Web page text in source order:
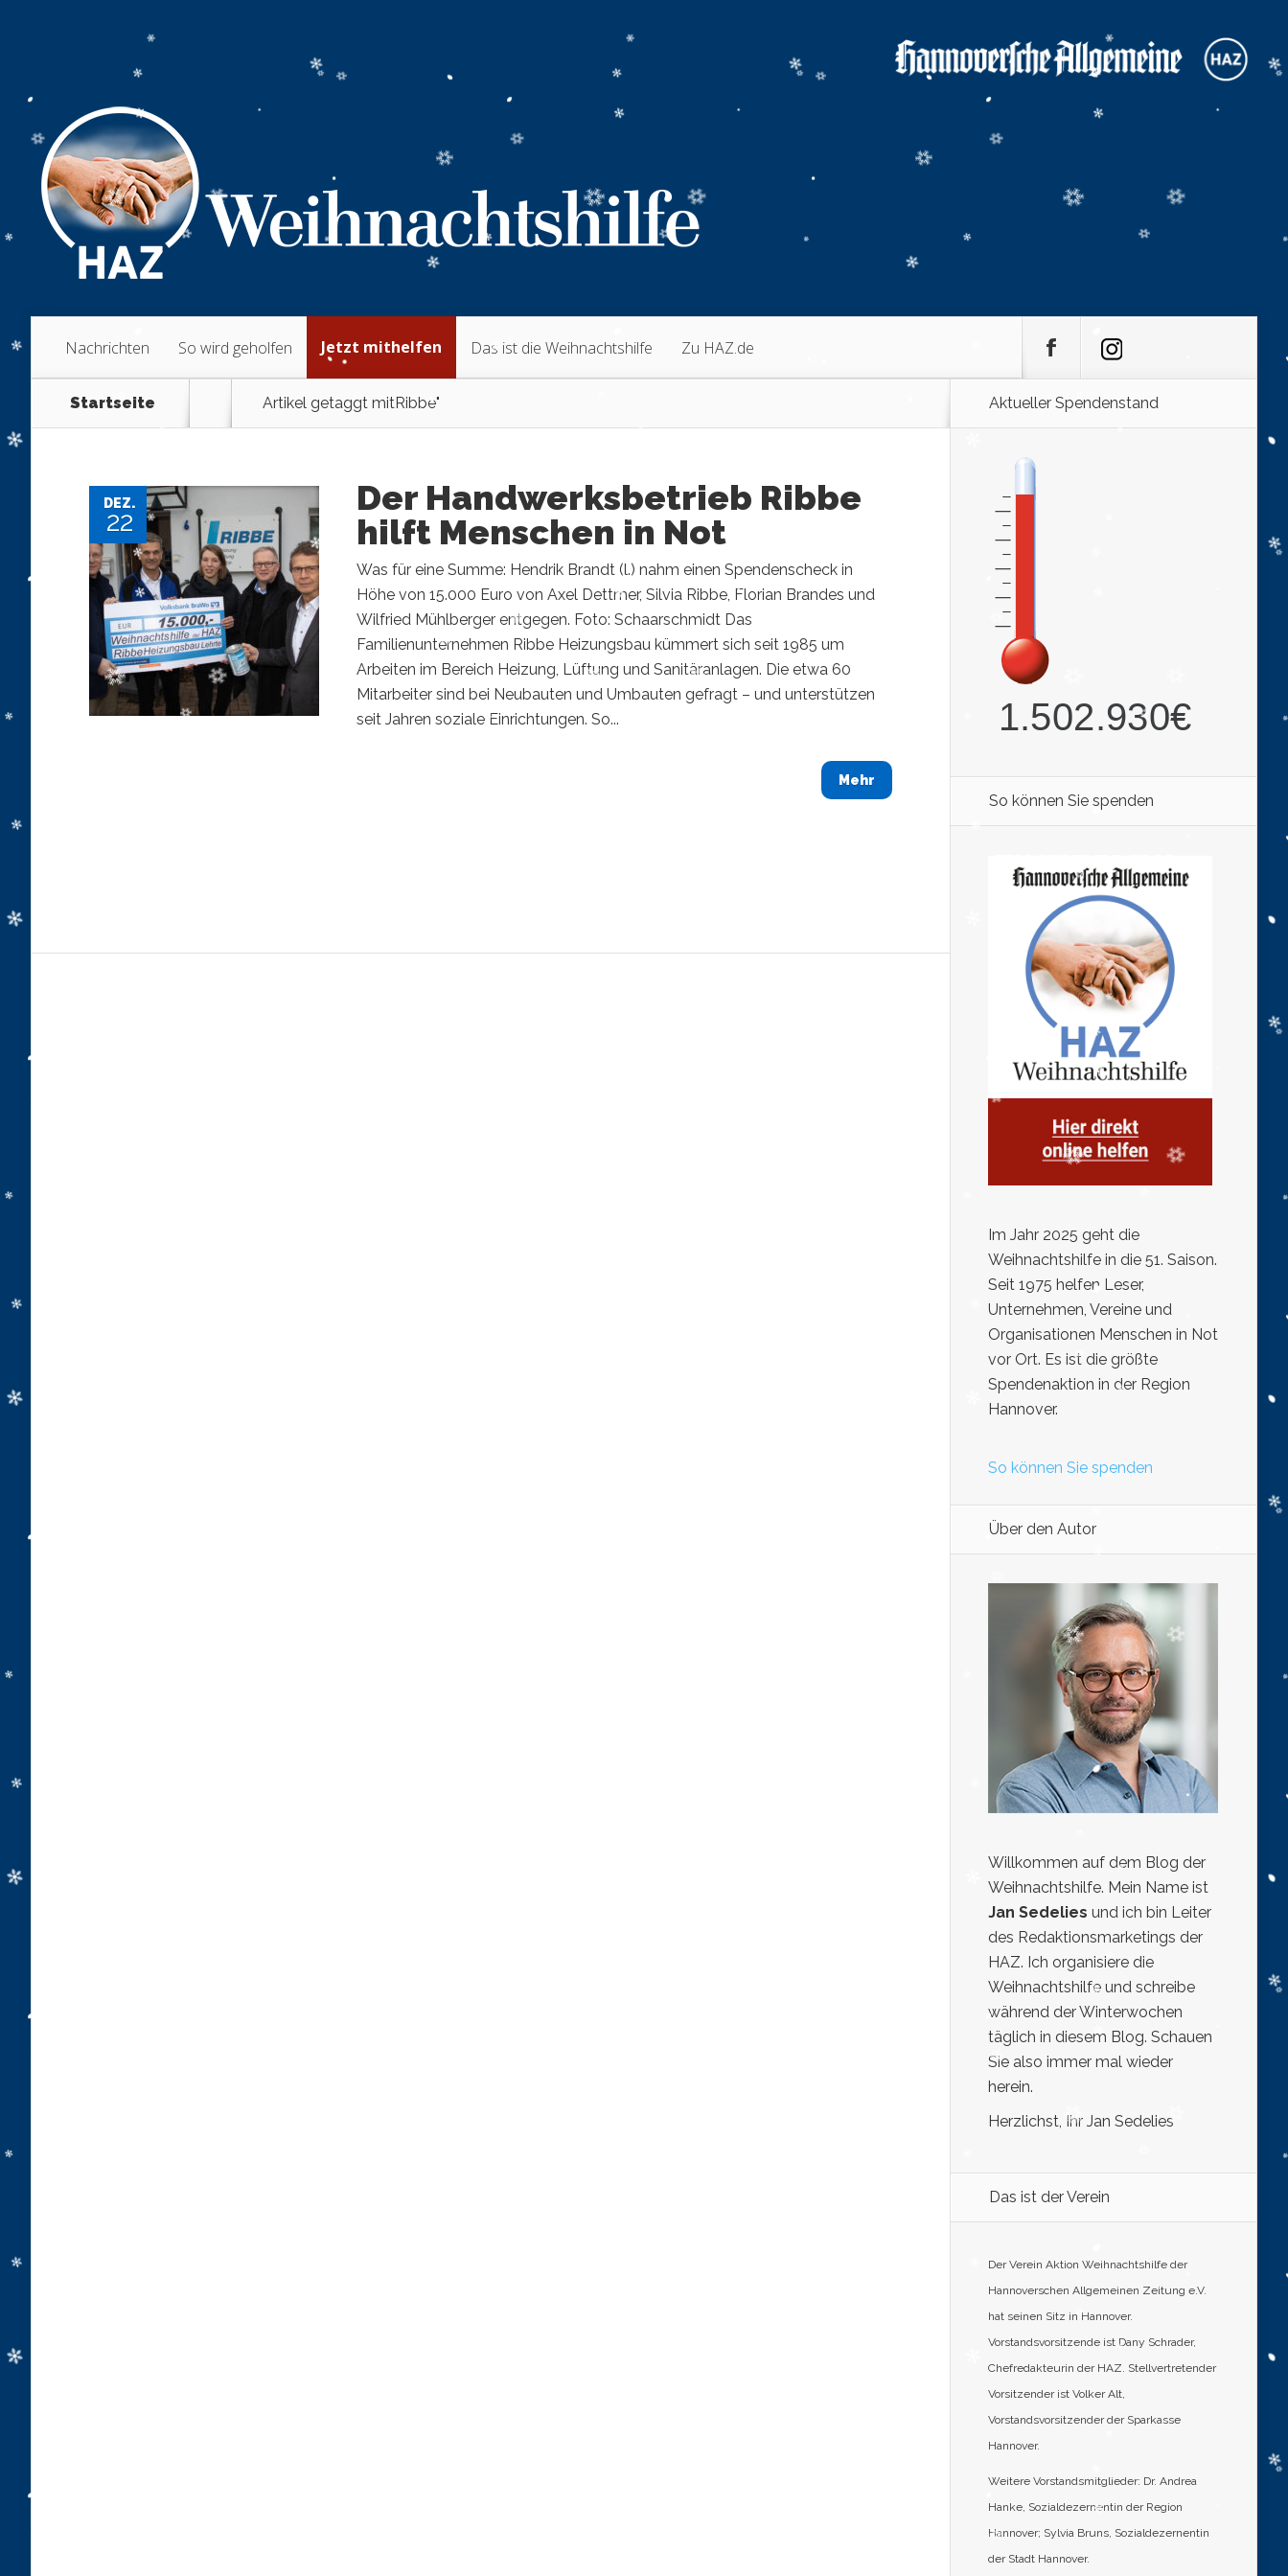
Nachrichten So wird geholfen Jetzt mithelfen Das ist die Weihnachtshilfe Zu HAZ.de
Startseite Artikel getaggt mitRibbe"
DEZ.
22
Der Handwerksbetrieb Ribbe
hilft Menschen in Not
Was für eine Summe: Hendrik Brandt (l.) nahm einen Spendenscheck in
Höhe von 15.000 Euro von Axel Dettmer, Silvia Ribbe, Florian Brandes und
Wilfried Mühlberger entgegen. Foto: Schaarschmidt Das
Familienunternehmen Ribbe Heizungsbau kümmert sich seit 1985 um
Arbeiten im Bereich Heizung, Lüftung und Sanitäranlagen. Die etwa 60
Mitarbeiter sind bei Neubauten und Umbauten gefragt – und unterstützen
seit Jahren soziale Einrichtungen. So...
Mehr
Aktueller Spendenstand
So können Sie spenden
Im Jahr 2025 geht die
Weihnachtshilfe in die 51. Saison.
Seit 1975 helfen Leser,
Unternehmen, Vereine und
Organisationen Menschen in Not
vor Ort. Es ist die größte
Spendenaktion in der Region
Hannover.
So können Sie spenden
Über den Autor
Willkommen auf dem Blog der
Weihnachtshilfe. Mein Name ist
Jan Sedelies und ich bin Leiter
des Redaktionsmarketings der
HAZ. Ich organisiere die
Weihnachtshilfe und schreibe
während der Winterwochen
täglich in diesem Blog. Schauen
Sie also immer mal wieder
herein.
Herzlichst, Ihr Jan Sedelies
Das ist der Verein
Der Verein Aktion Weihnachtshilfe der
Hannoverschen Allgemeinen Zeitung e.V.
hat seinen Sitz in Hannover.
Vorstandsvorsitzende ist Dany Schrader,
Chefredakteurin der HAZ. Stellvertretender
Vorsitzender ist Volker Alt,
Vorstandsvorsitzender der Sparkasse
Hannover.
Weitere Vorstandsmitglieder: Dr. Andrea
Hanke, Sozialdezernentin der Region
Hannover; Sylvia Bruns, Sozialdezernentin
der Stadt Hannover.